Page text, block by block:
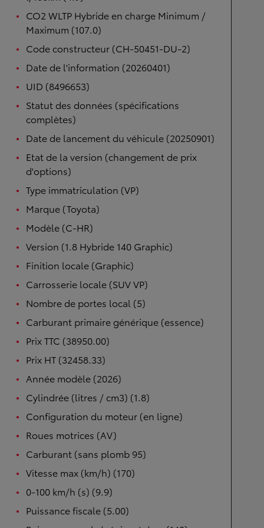
CO2 WLTP Hybride en charge Minimum /
Maximum (107.0)
Code constructeur (CH-50451-DU-2)
Date de l'information (20260401)
UID (8496653)
Statut des données (spécifications
complètes)
Date de lancement du véhicule (20250901)
Etat de la version (changement de prix
d'options)
Type immatriculation (VP)
Marque (Toyota)
Modèle (C-HR)
Version (1.8 Hybride 140 Graphic)
Finition locale (Graphic)
Carrosserie locale (SUV VP)
Nombre de portes local (5)
Carburant primaire générique (essence)
Prix TTC (38950.00)
Prix HT (32458.33)
Année modèle (2026)
Cylindrée (litres / cm3) (1.8)
Configuration du moteur (en ligne)
Roues motrices (AV)
Carburant (sans plomb 95)
Vitesse max (km/h) (170)
0-100 km/h (s) (9.9)
Puissance fiscale (5.00)